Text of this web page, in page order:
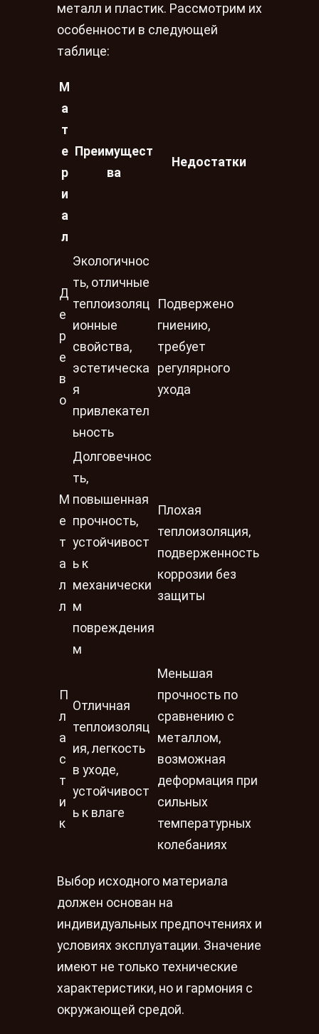
металл и пластик. Рассмотрим их
особенности в следующей
таблице:
М
а
т
е
р
и
а
л
Преимущест
ва
Недостатки
Д
е
р
е
в
о
Экологичнос
ть, отличные
теплоизоляц
ионные
свойства,
эстетическа
я
привлекател
ьность
Подвержено
гниению,
требует
регулярного
ухода
М
е
т
а
л
л
Долговечнос
ть,
повышенная
прочность,
устойчивост
ь к
механически
м
повреждения
м
Плохая
теплоизоляция,
подверженность
коррозии без
защиты
П
л
а
с
т
и
к
Отличная
теплоизоляц
ия, легкость
в уходе,
устойчивост
ь к влаге
Меньшая
прочность по
сравнению с
металлом,
возможная
деформация при
сильных
температурных
колебаниях
Выбор исходного материала
должен основан на
индивидуальных предпочтениях и
условиях эксплуатации. Значение
имеют не только технические
характеристики, но и гармония с
окружающей средой.